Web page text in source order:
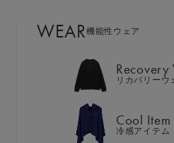
Power
TRAINING ITEMトレー
WEAR機能性ウェア
Recovery
リカバリーウ
Cool Item
冷感アイテム